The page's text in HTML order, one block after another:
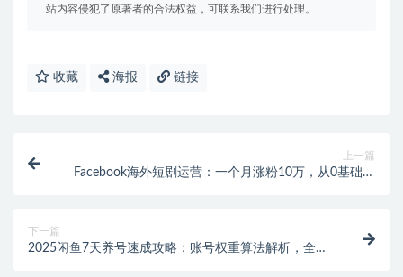
站内容侵犯了原著者的合法权益，可联系我们进行处理。
收藏 海报 链接
上一篇
Facebook海外短剧运营：一个月涨粉10万，从0基础到
下一篇
2025闲鱼7天养号速成攻略：账号权重算法解析，全流